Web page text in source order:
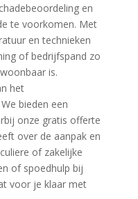
en
te voorkomen.​ Met
en technieken
of bedrijfspand zo
is.​
het
bieden een
onze gratis offerte
over de aanpak en
of zakelijke
of spoedhulp bij
voor je klaar met